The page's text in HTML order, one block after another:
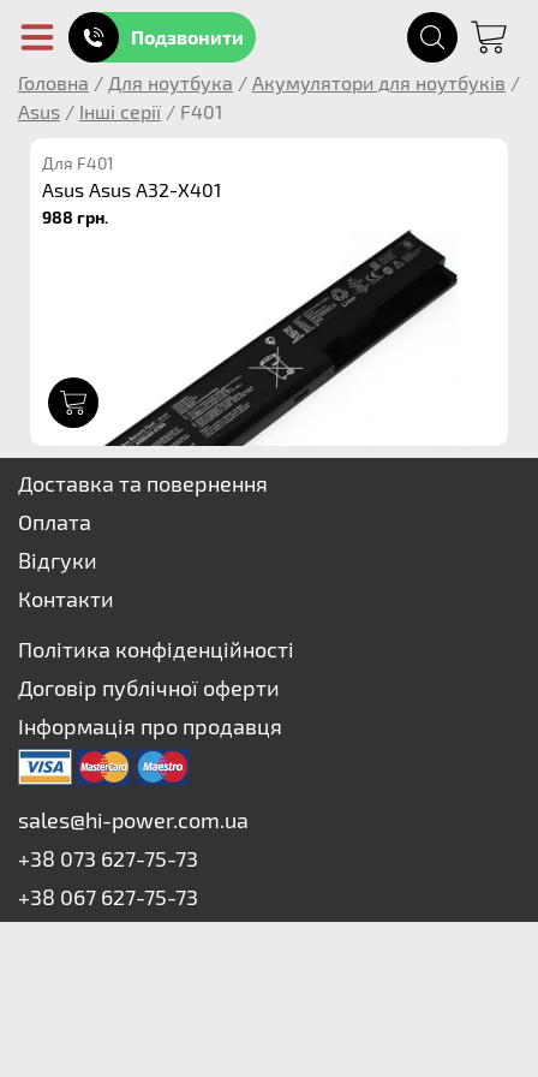
Подзвонити
Головна / Для ноутбука / Акумулятори для ноутбуків /
Asus / Інші серії / F401
Для F401
Asus Asus A32-X401
988 грн.
Доставка та повернення
Оплата
Відгуки
Контакти
Політика конфіденційності
Договір публічної оферти
Інформація про продавця
sales@hi-power.com.ua
+38 073 627-75-73
+38 067 627-75-73